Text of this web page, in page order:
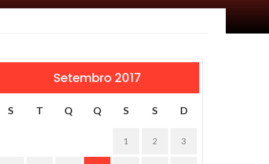
Setembro 2017
S T Q Q S S D
1 2 3